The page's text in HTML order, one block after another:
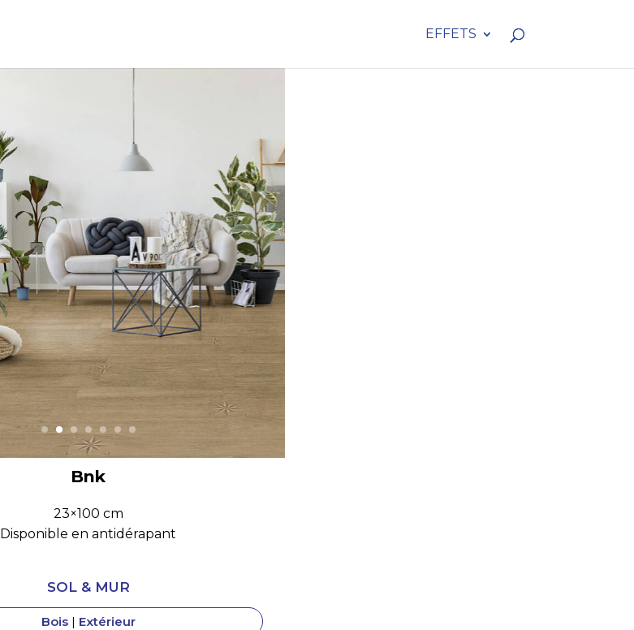
EFFETS
23×100 cm
Disponible en antidérapant
SOL & MUR
Bois | Extérieur